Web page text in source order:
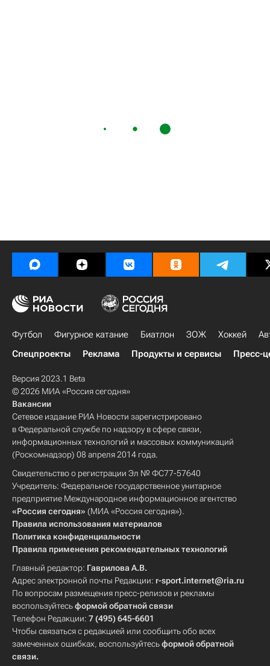
Футбол Фигурное катание Биатлон ЗОЖ Хоккей
Спецпроекты
Реклама Продукты и сервисы Пресс-
Версия 2023.1 Beta
© 2026 МИА «Россия сегодня»
Вакансии
Сетевое издание РИА Новости зарегистрировано
в Федеральной службе по надзору в сфере связи,
информационных технологий и массовых коммуникаций
(Роскомнадзор) 08 апреля 2014 года.
Свидетельство о регистрации Эл № ФС77-57640
Учредитель: Федеральное государственное унитарное
предприятие Международное информационное агентство
«Россия сегодня» (МИА «Россия сегодня»).
Правила использования материалов
Политика конфиденциальности
Правила применения рекомендательных технологий
Главный редактор: Гаврилова А.В.
Адрес электронной почты Редакции: r-sport.internet@ria.ru
По вопросам размещения пресс-релизов и рекламы
воспользуйтесьформой обратной связи
Телефон Редакции: 7 (495) 645-6601
Чтобы связаться с редакцией или сообщить обо всех
замеченных ошибках, воспользуйтесьформой обратной
связи.